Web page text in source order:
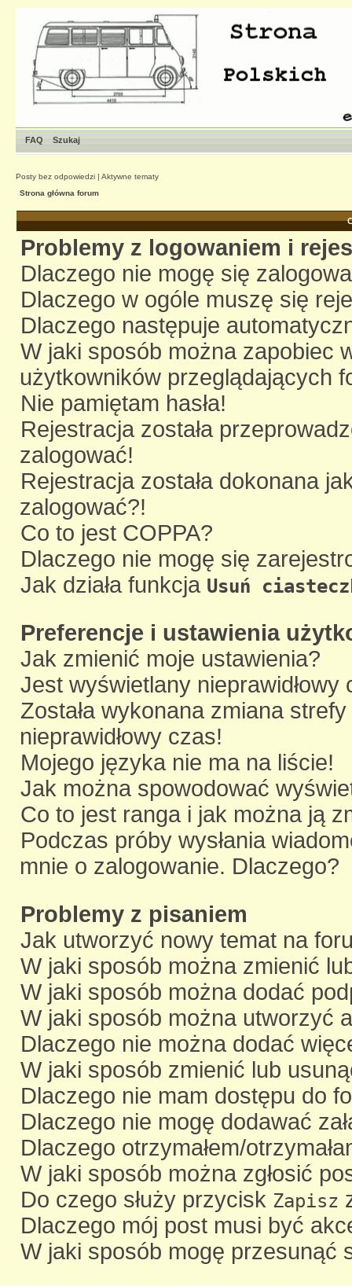
FAQ Szukaj
Posty bez odpowiedzi | Aktywne tematy
Strona główna forum
Problemy z logowaniem i
Dlaczego nie mogę się
Dlaczego w ogóle muszę się
Dlaczego następuje
W jaki sposób można zapobiec
użytkowników przeglądających
Nie pamiętam hasła!
Rejestracja została
zalogować!
Rejestracja została dokonana
zalogować?!
Co to jest COPPA?
Dlaczego nie mogę się
Jak działa funkcja Usuń
Preferencje i ustawienia
Jak zmienić moje ustawienia?
Jest wyświetlany nieprawidłowy
Została wykonana zmiana
nieprawidłowy czas!
Mojego języka nie ma na liście!
Jak można spowodować
Co to jest ranga i jak można ją
Podczas próby wysłania
mnie o zalogowanie. Dlaczego?
Problemy z pisaniem
Jak utworzyć nowy temat na
W jaki sposób można zmienić
W jaki sposób można dodać
W jaki sposób można utworzyć
Dlaczego nie można dodać
W jaki sposób zmienić lub
Dlaczego nie mam dostępu do
Dlaczego nie mogę dodawać
Dlaczego otrzymałem/
W jaki sposób można zgłosić
Do czego służy przycisk Zapisz
Dlaczego mój post musi być
W jaki sposób mogę przesunąć